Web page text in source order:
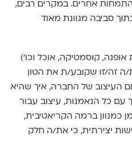
אחרים. במקרים רבים,
סביבה מגוונת מאוד
קוסמטיקה, אוכל וכו׳)
ה זה/זו שקובע/ת את הטון
העיצוב של החברה, איך שהיא
עם כל הנאמנות, עיצוב עבור
כמנוון ברמה הקריאטיבית,
יצירתית, כי את/ה חלק